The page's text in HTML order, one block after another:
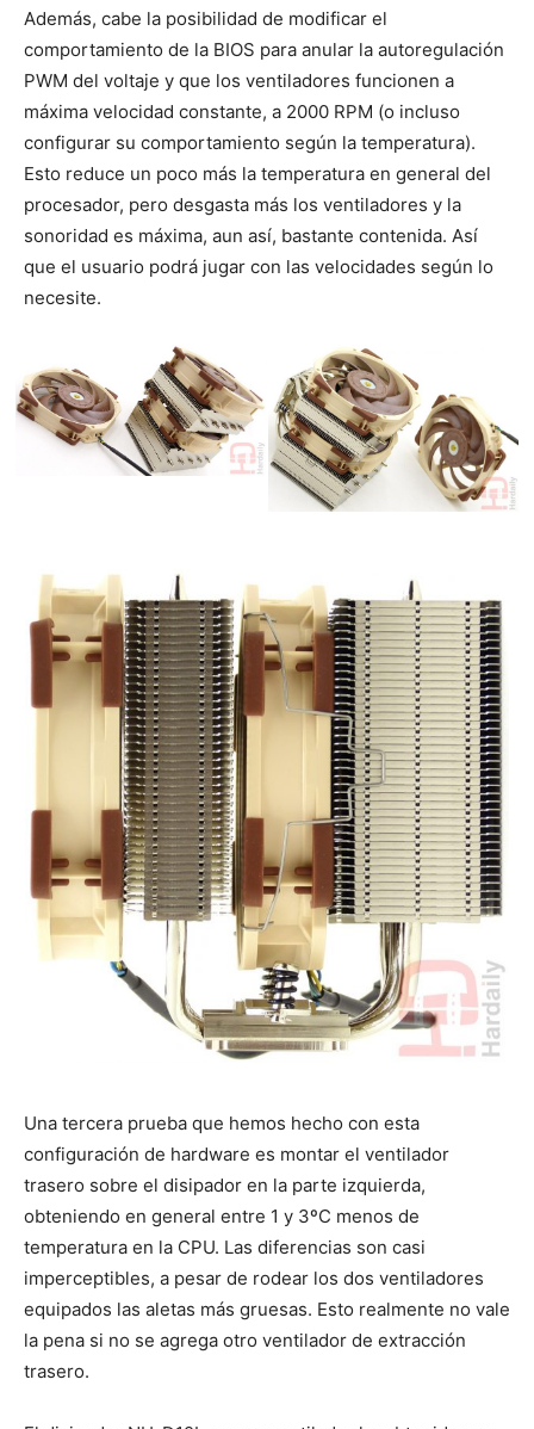
Además, cabe la posibilidad de modificar el
comportamiento de la BIOS para anular la autoregulación
PWM del voltaje y que los ventiladores funcionen a
máxima velocidad constante, a 2000 RPM (o incluso
configurar su comportamiento según la temperatura).
Esto reduce un poco más la temperatura en general del
procesador, pero desgasta más los ventiladores y la
sonoridad es máxima, aun así, bastante contenida. Así
que el usuario podrá jugar con las velocidades según lo
necesite.
Una tercera prueba que hemos hecho con esta
configuración de hardware es montar el ventilador
trasero sobre el disipador en la parte izquierda,
obteniendo en general entre 1 y 3ºC menos de
temperatura en la CPU. Las diferencias son casi
imperceptibles, a pesar de rodear los dos ventiladores
equipados las aletas más gruesas. Esto realmente no vale
la pena si no se agrega otro ventilador de extracción
trasero.